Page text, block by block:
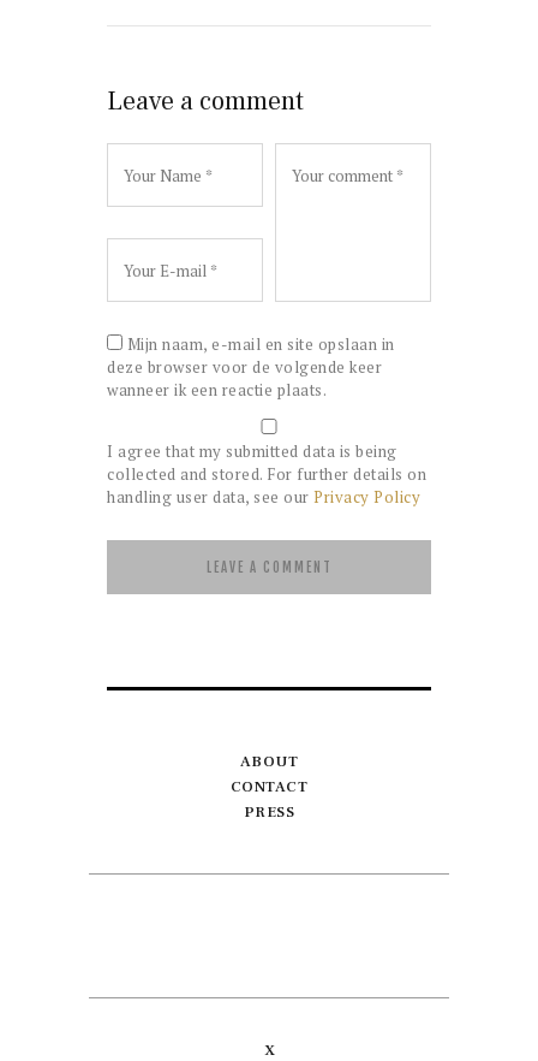
Leave a comment
Mijn naam, e-mail en site opslaan in
deze browser voor de volgende keer
wanneer ik een reactie plaats.
I agree that my submitted data is being
collected and stored. For further details on
handling user data, see our Privacy Policy
ABOUT
CONTACT
PRESS
X